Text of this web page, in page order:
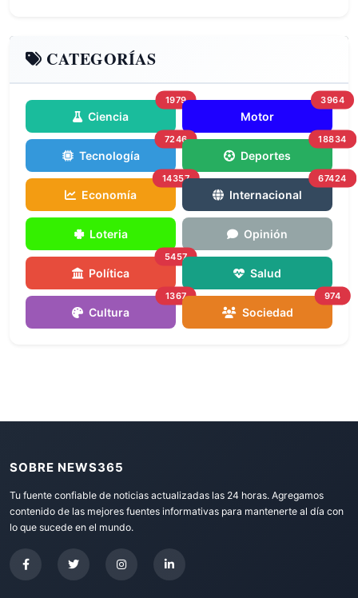
CATEGORÍAS
Ciencia
1979
Motor
3964
Tecnología
7246
Deportes
18834
Economía
14357
Internacional
67424
Loteria Opinión
Política
5457
Salud
Cultura
1367
Sociedad
974
SOBRE NEWS365
Tu fuente confiable de noticias actualizadas las 24 horas. Agregamos
contenido de las mejores fuentes informativas para mantenerte al día con
lo que sucede en el mundo.